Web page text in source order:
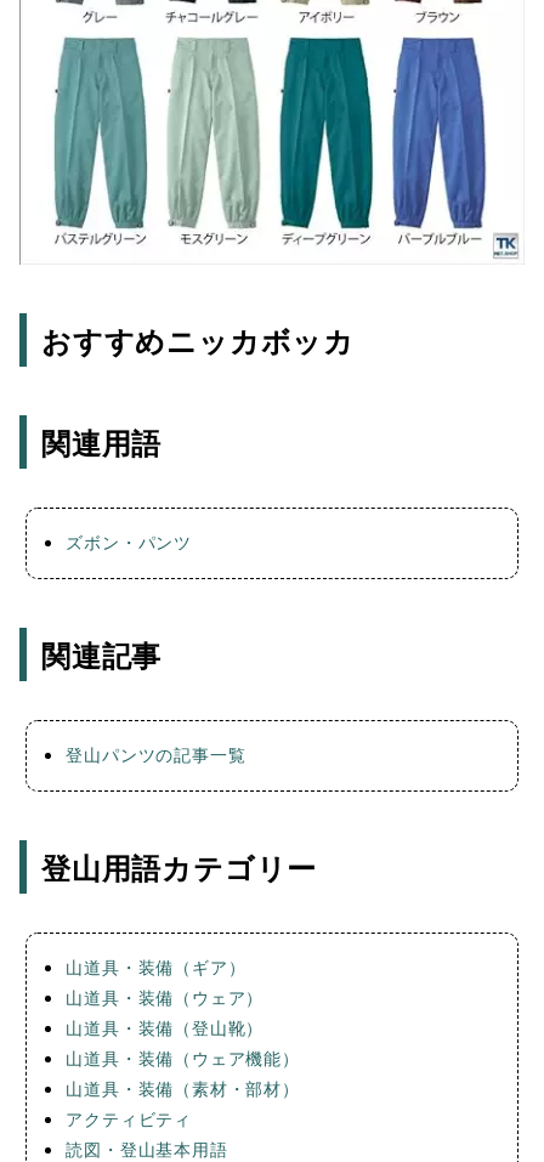
おすすめニッカボッカ
関連用語
ズボン・パンツ
関連記事
登山パンツの記事一覧
登山用語カテゴリー
山道具・装備（ギア）
山道具・装備（ウェア）
山道具・装備（登山靴）
山道具・装備（ウェア機能）
山道具・装備（素材・部材）
アクティビティ
読図・登山基本用語